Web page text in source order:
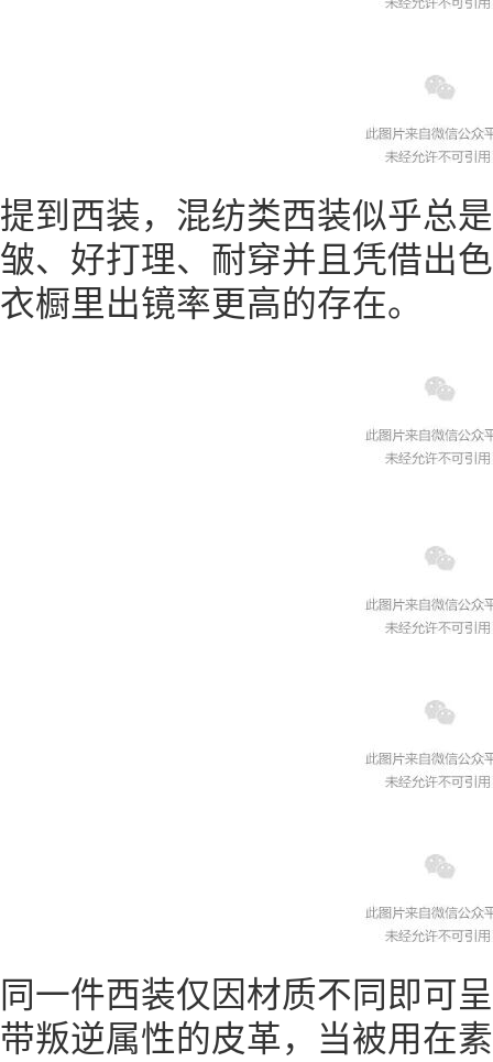
提到西装，混纺类西装似乎总
皱、好打理、耐穿并且凭借出
衣橱里出镜率更高的存在。
同一件西装仅因材质不同即可
带叛逆属性的皮革，当被用在